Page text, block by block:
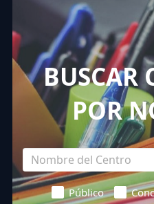
BUSCAR
POR
Público